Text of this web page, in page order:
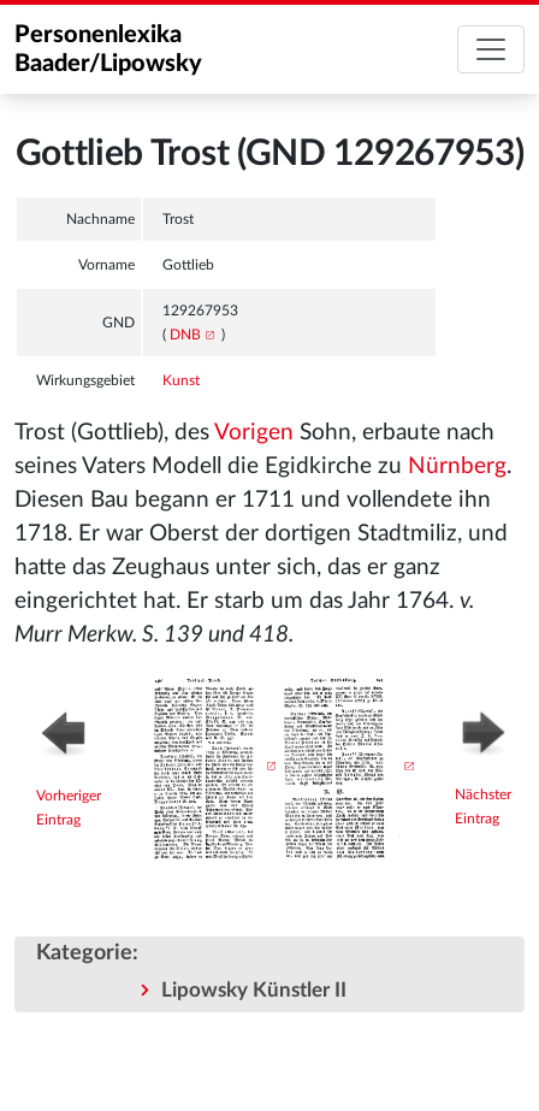
Personenlexika
Baader/Lipowsky
Gottlieb Trost (GND 129267953)
Nachname Trost
Vorname Gottlieb
GND
129267953
( DNB )
Wirkungsgebiet Kunst
Trost (Gottlieb), des Vorigen Sohn, erbaute nach
seines Vaters Modell die Egidkirche zu Nürnberg.
Diesen Bau begann er 1711 und vollendete ihn
1718. Er war Oberst der dortigen Stadtmiliz, und
hatte das Zeughaus unter sich, das er ganz
eingerichtet hat. Er starb um das Jahr 1764. v.
Murr Merkw. S. 139 und 418.
Vorheriger
Eintrag
Nächster
Eintrag
Kategorie:
Lipowsky Künstler II